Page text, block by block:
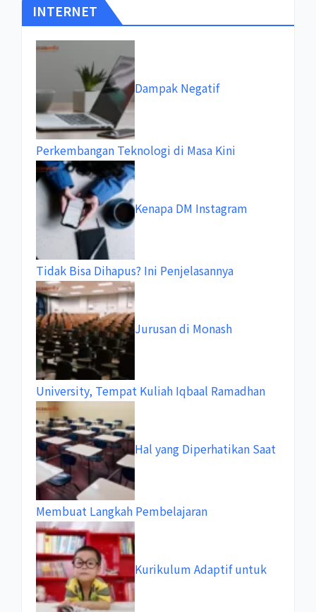
INTERNET
Dampak Negatif
Perkembangan Teknologi di Masa Kini
Kenapa DM Instagram
Tidak Bisa Dihapus? Ini Penjelasannya
Jurusan di Monash
University, Tempat Kuliah Iqbaal Ramadhan
Hal yang Diperhatikan Saat
Membuat Langkah Pembelajaran
Kurikulum Adaptif untuk